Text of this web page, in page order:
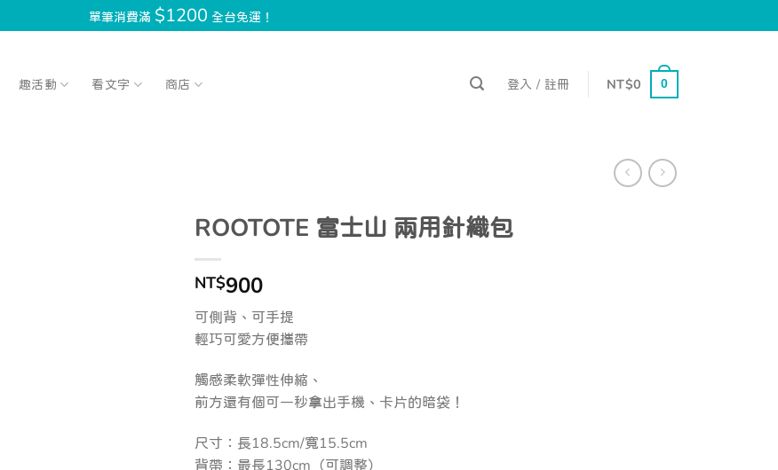
單筆消費滿 $1200 全台免運！
趣活動 看文字 商店 登入 / 註冊 NT$0 0
ROOTOTE 富士山 兩用針織包
NT$900
可側背、可手提
輕巧可愛方便攜帶
觸感柔軟彈性伸縮、
前方還有個可一秒拿出手機、卡片的暗袋！
尺寸：長18.5cm/寬15.5cm
背帶：最長130cm（可調整）